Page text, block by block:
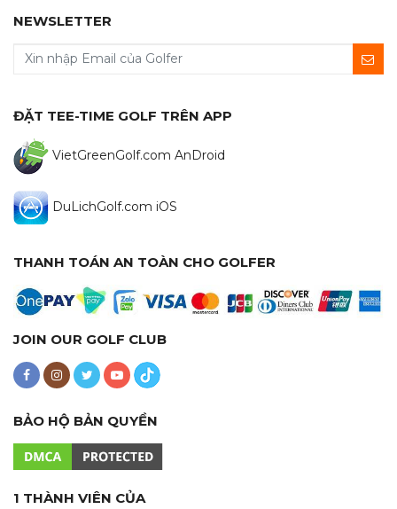
NEWSLETTER
ĐẶT TEE-TIME GOLF TRÊN APP
VietGreenGolf.com AnDroid
DuLichGolf.com iOS
THANH TOÁN AN TOÀN CHO GOLFER
JOIN OUR GOLF CLUB
BẢO HỘ BẢN QUYỀN
1 THÀNH VIÊN CỦA